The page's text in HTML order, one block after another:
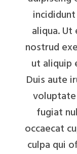
aliqua. Ut
nostrud
ut aliquip
Duis aute
fugiat
occaecat
culpa qui